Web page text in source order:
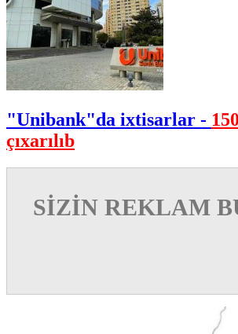
"Unibank"da ixtisarlar -
çıxarılıb
SİZİN REKLAM